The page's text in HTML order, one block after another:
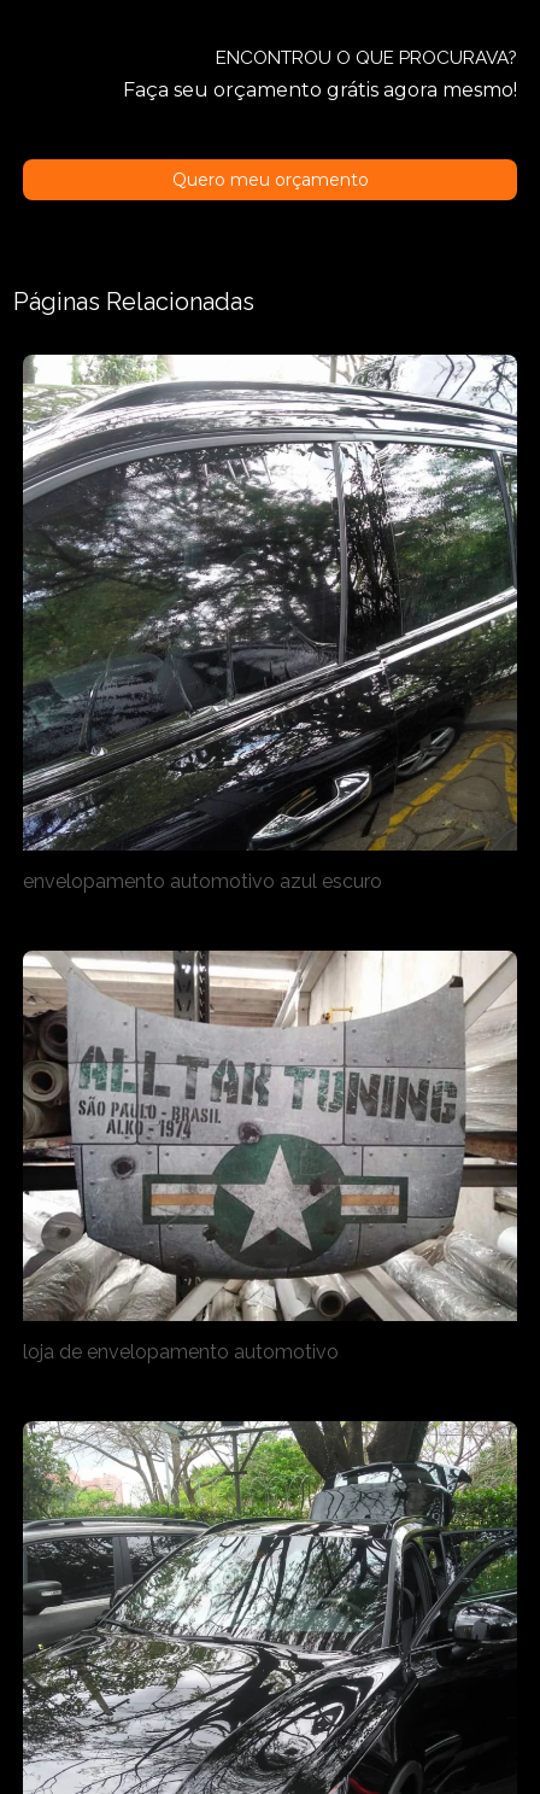
ENCONTROU O QUE PROCURAVA?
Faça seu orçamento grátis agora mesmo!
Quero meu orçamento
Páginas Relacionadas
envelopamento automotivo azul escuro
loja de envelopamento automotivo